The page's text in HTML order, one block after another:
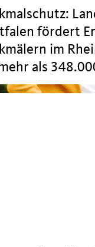
fördert
im
als